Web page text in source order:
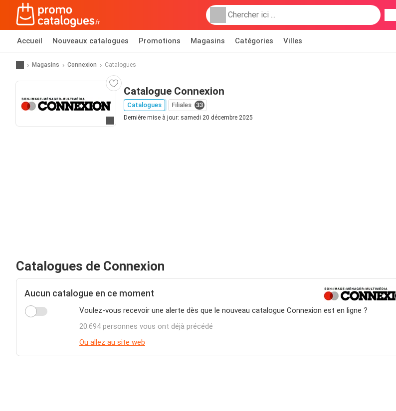
Accueil Nouveaux catalogues Promotions Magasins Catégories Villes
Magasins Connexion Catalogues
Allez au site web
Catalogue Connexion
Catalogues Filiales 33
Dernière mise à jour: samedi 20 décembre 2025
Catalogues de Connexion
Aucun catalogue en ce moment
Voulez-vous recevoir une alerte dès que le nouveau catalogue Connexion est en ligne ?
20.694 personnes vous ont déjà précédé
Ou allez au site web